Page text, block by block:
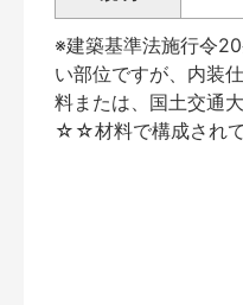
※建築基準法施行令
い部位ですが、内装
料または、国土交通
☆☆材料で構成されて